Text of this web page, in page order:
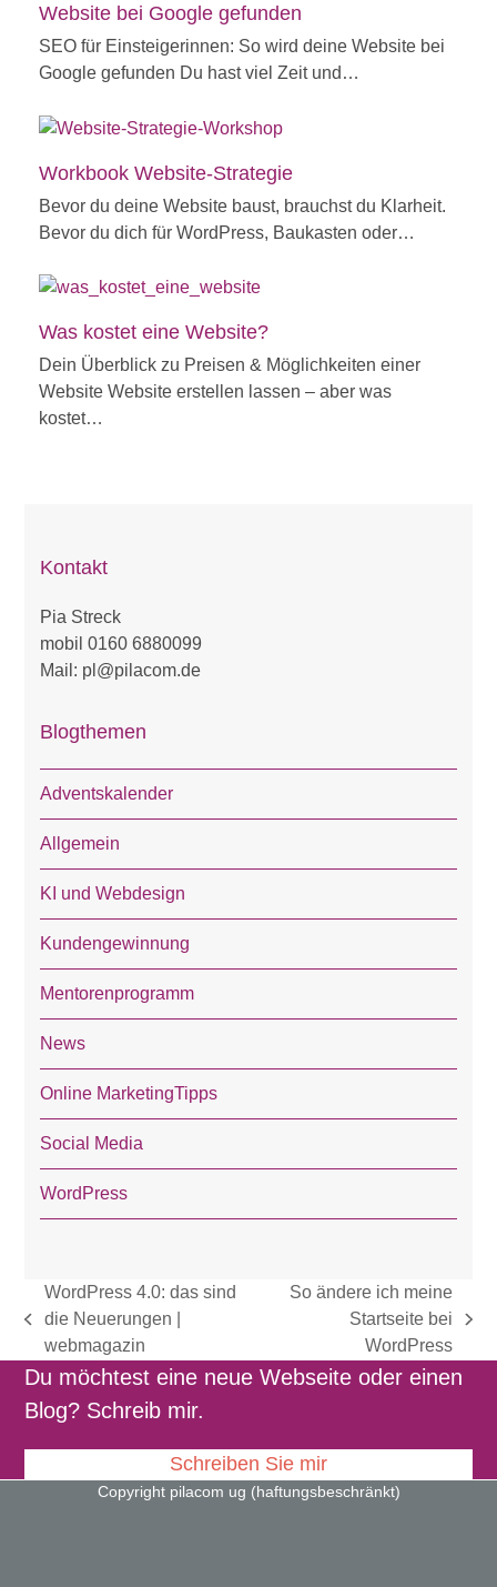
Website bei Google gefunden
SEO für Einsteigerinnen: So wird deine Website bei
Google gefunden Du hast viel Zeit und…
Workbook Website-Strategie
Bevor du deine Website baust, brauchst du Klarheit.
Bevor du dich für WordPress, Baukasten oder…
Was kostet eine Website?
Dein Überblick zu Preisen & Möglichkeiten einer
Website Website erstellen lassen – aber was
kostet…
Kontakt
Pia Streck
mobil 0160 6880099
Mail: pl@pilacom.de
Blogthemen
Adventskalender
Allgemein
KI und Webdesign
Kundengewinnung
Mentorenprogramm
News
Online MarketingTipps
Social Media
WordPress
vorheriger
Beitrag:
WordPress 4.0: das sind
die Neuerungen |
webmagazin
Beitrag:
So ändere ich meine
Startseite bei
WordPress
Du möchtest eine neue Webseite oder einen
Blog? Schreib mir.
Schreiben Sie mir
Copyright pilacom ug (haftungsbeschränkt)